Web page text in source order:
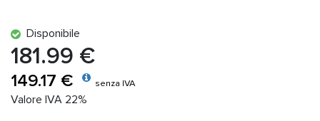
Disponibile
181.99 €
149.17 € senza IVA
Valore IVA 22%